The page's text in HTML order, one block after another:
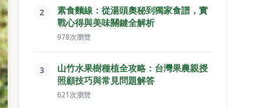
2
素食麵線：從湯頭奧秘到獨家食譜，實
戰心得與美味關鍵全解析
978次瀏覽
3
山竹水果樹種植全攻略：台灣果農親授
照顧技巧與常見問題解答
621次瀏覽